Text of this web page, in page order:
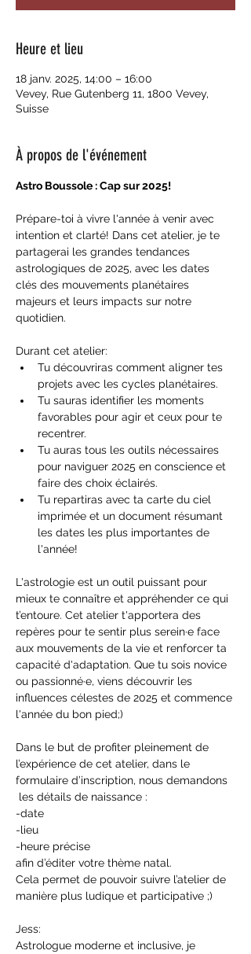
Heure et lieu
18 janv. 2025, 14:00 – 16:00
Vevey, Rue Gutenberg 11, 1800 Vevey,
Suisse
À propos de l'événement
Astro Boussole : Cap sur 2025!
Prépare-toi à vivre l'année à venir avec
intention et clarté! Dans cet atelier, je te
partagerai les grandes tendances
astrologiques de 2025, avec les dates
clés des mouvements planétaires
majeurs et leurs impacts sur notre
quotidien.
Durant cet atelier:
Tu découvriras comment aligner tes
projets avec les cycles planétaires.
Tu sauras identifier les moments
favorables pour agir et ceux pour te
recentrer.
Tu auras tous les outils nécessaires
pour naviguer 2025 en conscience et
faire des choix éclairés.
Tu repartiras avec ta carte du ciel
imprimée et un document résumant
les dates les plus importantes de
l'année!
L'astrologie est un outil puissant pour
mieux te connaître et appréhender ce qui
t’entoure. Cet atelier t'apportera des
repères pour te sentir plus serein·e face
aux mouvements de la vie et renforcer ta
capacité d'adaptation. Que tu sois novice
ou passionné·e, viens découvrir les
influences célestes de 2025 et commence
l'année du bon pied;)
Dans le but de profiter pleinement de
l’expérience de cet atelier, dans le
formulaire d’inscription, nous demandons
les détails de naissance :
-date
-lieu
-heure précise
afin d’éditer votre thème natal.
Cela permet de pouvoir suivre l’atelier de
manière plus ludique et participative ;)
Jess:
Astrologue moderne et inclusive, je